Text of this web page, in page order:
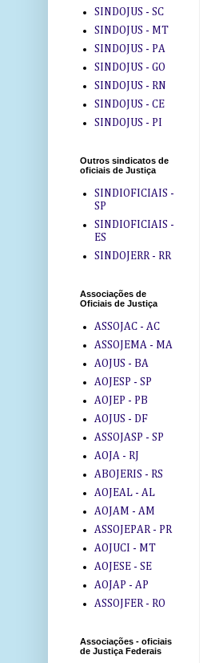
SINDOJUS - SC
SINDOJUS - MT
SINDOJUS - PA
SINDOJUS - GO
SINDOJUS - RN
SINDOJUS - CE
SINDOJUS - PI
Outros sindicatos de
oficiais de Justiça
SINDIOFICIAIS -
SP
SINDIOFICIAIS -
ES
SINDOJERR - RR
Associações de
Oficiais de Justiça
ASSOJAC - AC
ASSOJEMA - MA
AOJUS - BA
AOJESP - SP
AOJEP - PB
AOJUS - DF
ASSOJASP - SP
AOJA - RJ
ABOJERIS - RS
AOJEAL - AL
AOJAM - AM
ASSOJEPAR - PR
AOJUCI - MT
AOJESE - SE
AOJAP - AP
ASSOJFER - RO
Associações - oficiais
de Justiça Federais